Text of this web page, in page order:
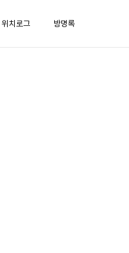
위치로그 방명록